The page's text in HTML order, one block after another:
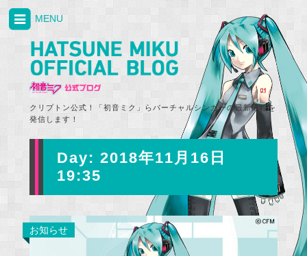
クリプトン公式！「初音ミク」らバーチャルシンガーの最新情報を
発信します！
MENU
Day: 2018年11月16日
19:35
お知らせ